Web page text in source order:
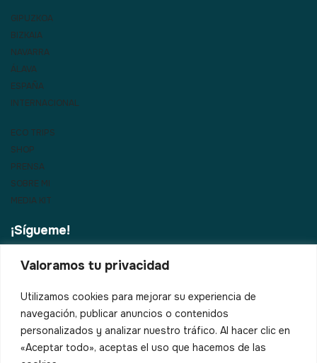
Valoramos tu privacidad
Utilizamos cookies para mejorar su experiencia de
navegación, publicar anuncios o contenidos
personalizados y analizar nuestro tráfico. Al hacer clic en
«Aceptar todo», aceptas el uso que hacemos de las
GIPUZKOA
BIZKAIA
NAVARRA
ÁLAVA
ESPAÑA
INTERNACIONAL
ECO TRIPS
SHOP
PRENSA
SOBRE MI
MEDIA KIT
¡Sígueme!
¿Vienes al País Vasco?
Correo electrónico*